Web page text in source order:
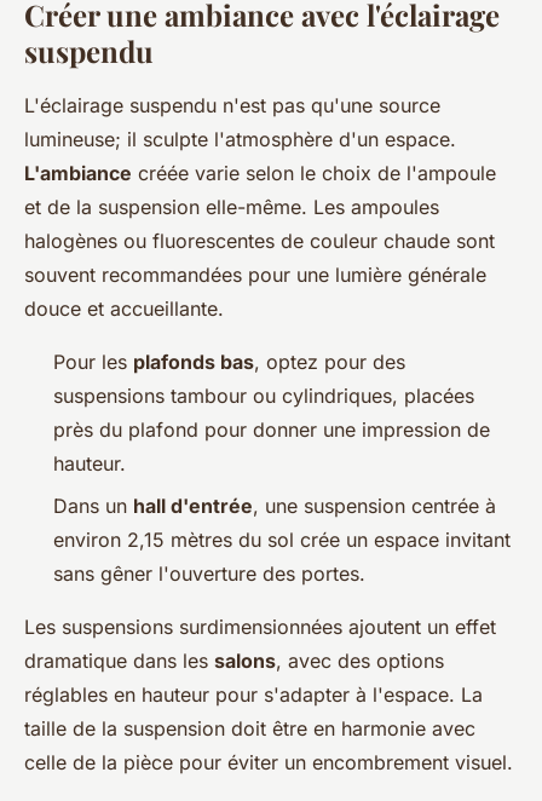
Créer une ambiance avec l'éclairage
suspendu
L'éclairage suspendu n'est pas qu'une source
lumineuse; il sculpte l'atmosphère d'un espace.
L'ambiance créée varie selon le choix de l'ampoule
et de la suspension elle-même. Les ampoules
halogènes ou fluorescentes de couleur chaude sont
souvent recommandées pour une lumière générale
douce et accueillante.
Pour les plafonds bas, optez pour des
suspensions tambour ou cylindriques, placées
près du plafond pour donner une impression de
hauteur.
Dans un hall d'entrée, une suspension centrée à
environ 2,15 mètres du sol crée un espace invitant
sans gêner l'ouverture des portes.
Les suspensions surdimensionnées ajoutent un effet
dramatique dans les salons, avec des options
réglables en hauteur pour s'adapter à l'espace. La
taille de la suspension doit être en harmonie avec
celle de la pièce pour éviter un encombrement visuel.